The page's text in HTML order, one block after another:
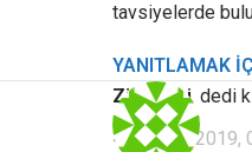
tavsiyelerde
YANITLAMAK
Ziyaretçi dedi
4 Haziran 2019,